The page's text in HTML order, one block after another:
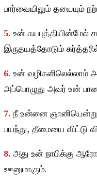
பார்வையிலும் தயையும்
5. உன் சுயபுத்தியின்மேல்
இருதயத்தோடும்
6. உன் வழிகளிலெல்லாம்
அப்பொழுது அவர் உன்
7. நீ உன்னை
பயந்து, தீமையை விட்டு
8. அது உன் நாபிக்கு
ஊனுமாகும்.